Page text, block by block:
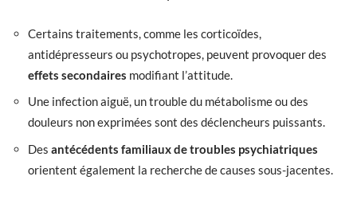
Certains traitements, comme les corticoïdes,
antidépresseurs ou psychotropes, peuvent provoquer des
effets secondaires modifiant l’attitude.
Une infection aiguë, un trouble du métabolisme ou des
douleurs non exprimées sont des déclencheurs puissants.
Des antécédents familiaux de troubles psychiatriques
orientent également la recherche de causes sous-jacentes.